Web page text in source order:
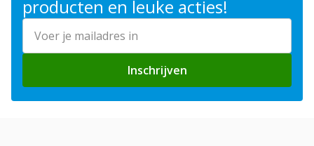
producten en leuke acties!
Inschrijven